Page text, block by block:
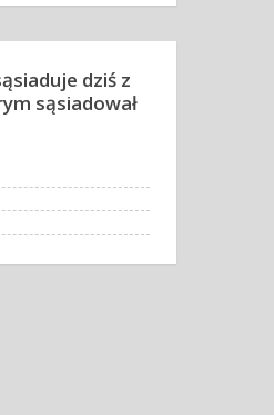
dziś z
sąsiadował